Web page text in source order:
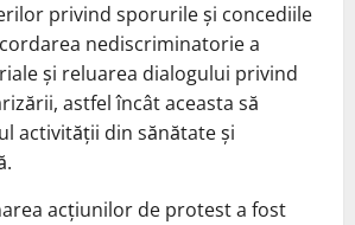
privind sporurile și concediile
nediscriminatorie a
și reluarea dialogului privind
astfel încât aceasta să
activității din sănătate și
acțiunilor de protest a fost